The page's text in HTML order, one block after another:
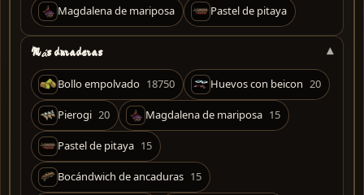
Magdalena de mariposa Pastel de pitaya
Más duraderas
Bollo empolvado 18750 Huevos con beicon 20
Pierogi 20 Magdalena de mariposa 15
Pastel de pitaya 15
Bocándwich de ancaduras 15